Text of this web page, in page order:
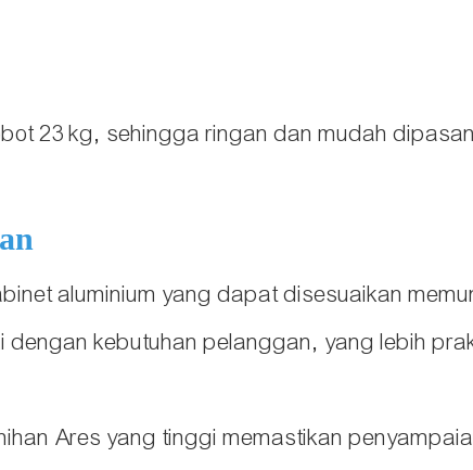
23 kg, sehingga ringan dan mudah
aluminium yang dapat disesuaikan
kebutuhan pelanggan, yang lebih
Ares yang tinggi memastikan